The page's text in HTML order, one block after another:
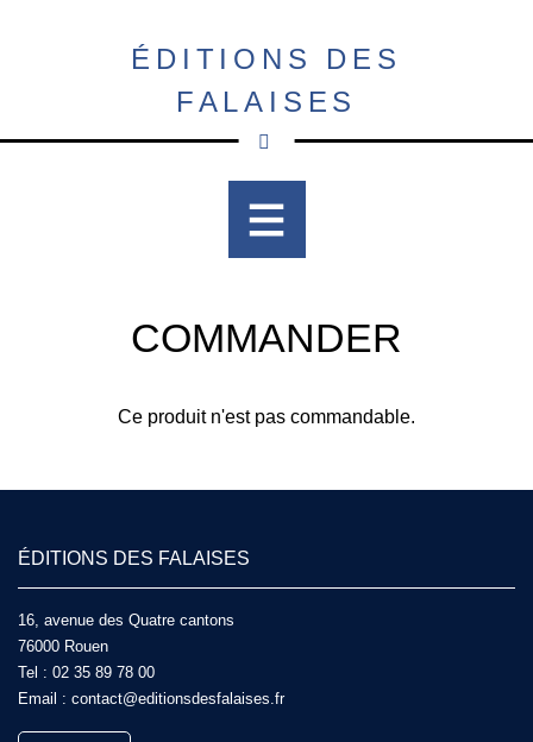
ÉDITIONS DES
FALAISES
COMMANDER
Ce produit n'est pas commandable.
ÉDITIONS DES FALAISES
16, avenue des Quatre cantons
76000 Rouen
Tel : 02 35 89 78 00
Email : contact@editionsdesfalaises.fr